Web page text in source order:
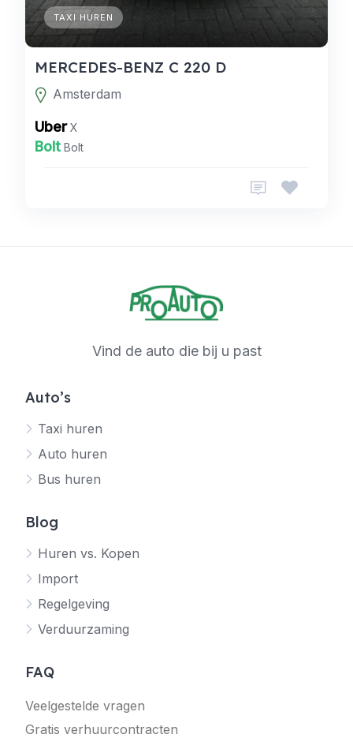
TAXI HUREN
MERCEDES-BENZ C 220 D
Amsterdam
UberX
Bolt Bolt
Vind de auto die bij u past
Auto’s
Taxi huren
Auto huren
Bus huren
Blog
Huren vs. Kopen
Import
Regelgeving
Verduurzaming
FAQ
Veelgestelde vragen
Gratis verhuurcontracten